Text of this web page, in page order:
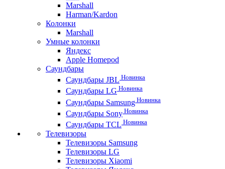
Marshall
Harman/Kardon
Колонки
Marshall
Умные колонки
Яндекс
Apple Homepod
Саундбары
Саундбары JBL Новинка
Саундбары LG Новинка
Саундбары Samsung Новинка
Саундбары Sony Новинка
Саундбары TCL Новинка
Телевизоры
Телевизоры Samsung
Телевизоры LG
Телевизоры Xiaomi